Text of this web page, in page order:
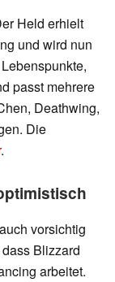
Held erhielt
und wird nun
passt mehrere
Deathwing,
Die
.
vorsichtig
Blizzard
arbeitet.